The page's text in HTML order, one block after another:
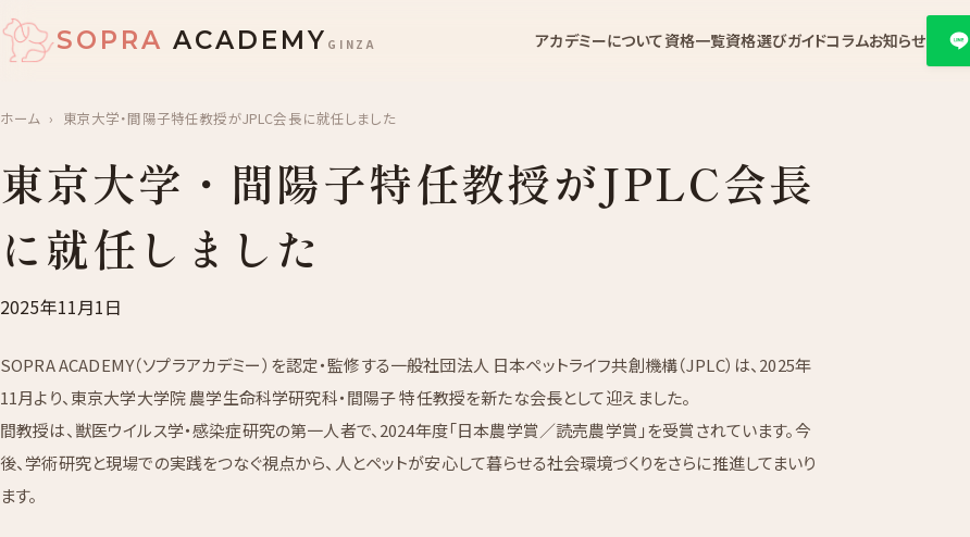
SOPRAACADEMY GINZA アカデミーについて資格一覧資格選びガイドコラムお知らせ
ホーム › 東京大学・間陽子特任教授がJPLC会長に就任しました
東京大学・間陽子特任教授がJPLC会長
に就任しました
2025年11月1日
SOPRA ACADEMY（ソプラアカデミー）を認定・監修する一般社団法人 日本ペットライフ共創機構（JPLC）は、2025年
11月より、東京大学大学院 農学生命科学研究科・間陽子 特任教授を新たな会長として迎えました。
間教授は、獣医ウイルス学・感染症研究の第一人者で、2024年度「日本農学賞／読売農学賞」を受賞されています。今
後、学術研究と現場での実践をつなぐ視点から、人とペットが安心して暮らせる社会環境づくりをさらに推進してまいり
ます。